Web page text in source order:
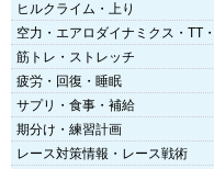
ヒルクライム・上り
空力・エアロダイナミクス・TT
筋トレ・ストレッチ
疲労・回復・睡眠
サプリ・食事・補給
期分け・練習計画
レース対策情報・レース戦術